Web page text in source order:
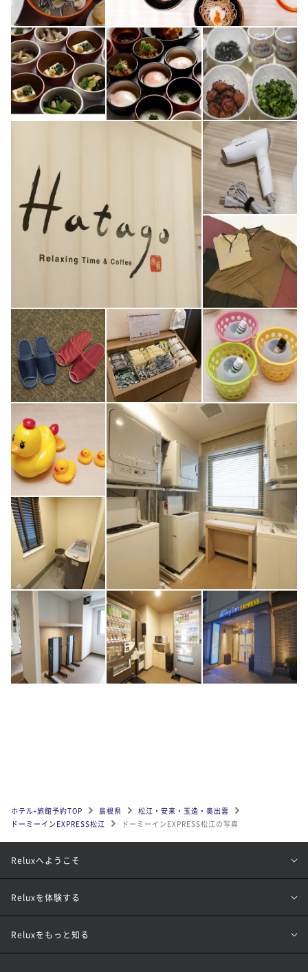
ホテル•旅館予約TOP 島根県
松江・安来・玉造・奥出雲
ドーミーインEXPRESS松江
ドーミーインEXPRESS松江の写真
Reluxへようこそ
Reluxを体験する
Reluxをもっと知る